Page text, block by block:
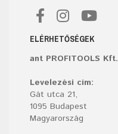
ELÉRHETŐSÉGEK
ant PROFITOOLS Kft.
Levelezési cím:
Gát utca 21,
1095 Budapest
Magyarország